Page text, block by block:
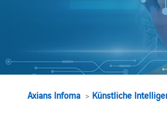
Axians Infoma > Künstliche